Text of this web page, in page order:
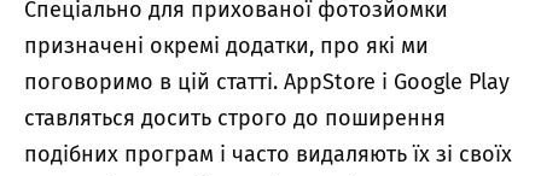
Спеціально для прихованої фотозйомки
призначені окремі додатки, про які ми
поговоримо в цій статті. AppStore і Google Play
ставляться досить строго до поширення
подібних програм і часто видаляють їх зі своїх